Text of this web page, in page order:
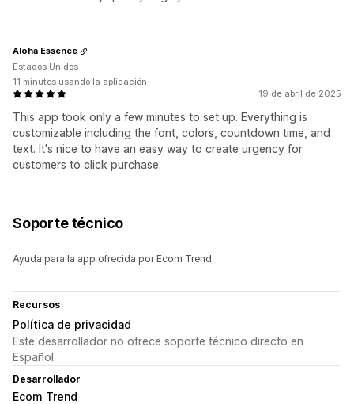
19 de abril de 2025
This app took only a few minutes to set up. Everything is
customizable including the font, colors, countdown time, and
text. It's nice to have an easy way to create urgency for
customers to click purchase.
Aloha Essence
Estados Unidos
11 minutos usando la aplicación
Soporte técnico
Ayuda para la app ofrecida por Ecom Trend.
Recursos
Política de privacidad
Este desarrollador no ofrece soporte técnico directo en
Español.
Desarrollador
Ecom Trend